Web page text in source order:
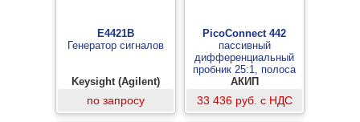
E4421B
Генератор сигналов
Keysight (Agilent)
по запросу
PicoConnect 442
пассивный
дифференциальный
пробник 25:1, полоса
пропускания 10 МГц
АКИП
33 436 руб. с НДС